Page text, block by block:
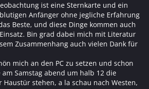
ist eine Sternkarte und ein
Anfänger ohne jegliche Erfahrung
Beste, und diese Dinge kommen auch
Bin grad dabei mich mit Literatur
Zusammenhang auch vielen Dank für
mich an den PC zu setzen und schon
Samstag abend um halb 12 die
Haustür stehen, a la schau nach Westen,